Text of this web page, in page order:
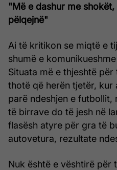
"Më e dashur me
pëlqejnë"
Ai të kritikon se miqtë e
shumë e
Situata më e thjeshtë
thotë që herën tjetër, kur
parë ndeshjen e futbollit,
të bi­rrave do të jesh në
flasësh atyre për gra të
autovetura, rezultate
Nuk është e vështirë për